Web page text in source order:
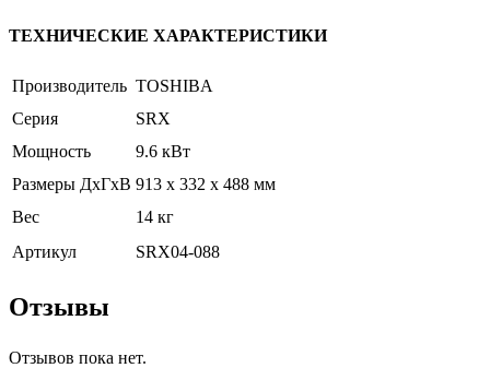
ТЕХНИЧЕСКИЕ ХАРАКТЕРИСТИКИ
Производитель TOSHIBA
Серия
SRX
Мощность
9.6 кВт
Размеры ДхГхВ 913 x 332 x 488 мм
Вес
14 кг
Артикул
SRX04-088
Отзывы
Отзывов пока нет.